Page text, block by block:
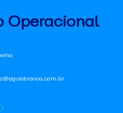
Operacional